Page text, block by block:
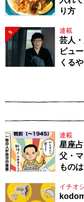
り方
5 連載
芸人
ビュ
くる
連載
星座
父・
もの
イチオ